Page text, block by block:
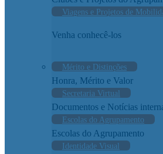
Viagens e Projetos de
Venha conhecê-los
Mérito e Distinções
Honra, Mérito e Valor
Secretaria Virtual
Documentos e Notícias
Escolas do Agrupamento
Escolas do Agrupamento
Identidade Visual